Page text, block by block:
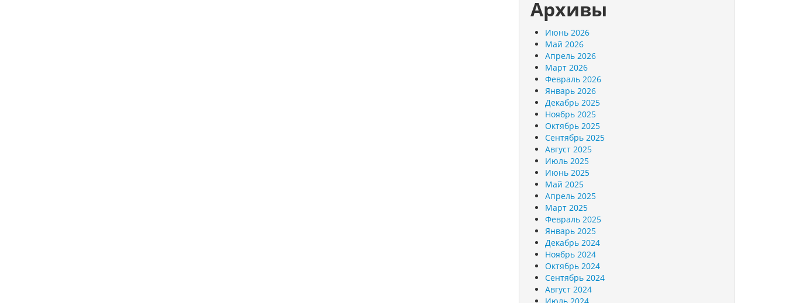
Архивы
Июнь 2026
Май 2026
Апрель 2026
Март 2026
Февраль 2026
Январь 2026
Декабрь 2025
Ноябрь 2025
Октябрь 2025
Сентябрь 2025
Август 2025
Июль 2025
Июнь 2025
Май 2025
Апрель 2025
Март 2025
Февраль 2025
Январь 2025
Декабрь 2024
Ноябрь 2024
Октябрь 2024
Сентябрь 2024
Август 2024